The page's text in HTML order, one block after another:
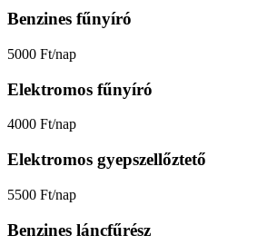
Benzines fűnyíró
5000 Ft/nap
Elektromos fűnyíró
4000 Ft/nap
Elektromos gyepszellőztető
5500 Ft/nap
Benzines láncfűrész